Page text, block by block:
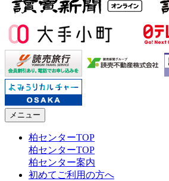
メニュー
柏センターTOP
柏センターTOP
柏センター案内
初めてご利用の方へ